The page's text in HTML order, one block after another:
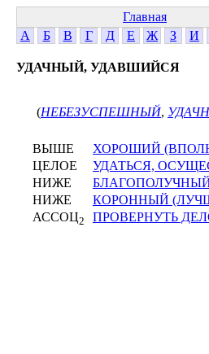
Главная
А
Б В Г Д Е Ж З И
УДАЧНЫЙ, УДАВШИЙСЯ
(НЕБЕЗУСПЕШНЫЙ,
ВЫШЕ
ХОРОШИЙ
ЦЕЛОЕ
УДАТЬСЯ,
НИЖЕ
НИЖЕ
КОРОННЫЙ
АССОЦ2 ПРОВЕРНУТЬ